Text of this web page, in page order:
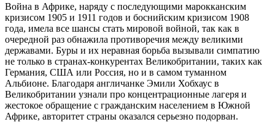
Война в Африке, наряду с последующими марокканским
кризисом 1905 и 1911 годов и боснийским кризисом 1908
года, имела все шансы стать мировой войной, так как в
очередной раз обнажила противоречия между великими
державами. Буры и их неравная борьба вызывали симпатию
не только в странах-конкурентах Великобритании, таких как
Германия, США или Россия, но и в самом туманном
Альбионе. Благодаря англичанке Эмили Хобхаус в
Великобритании узнали про концентрационные лагеря и
жестокое обращение с гражданским населением в Южной
Африке, авторитет страны оказался серьезно подорван.